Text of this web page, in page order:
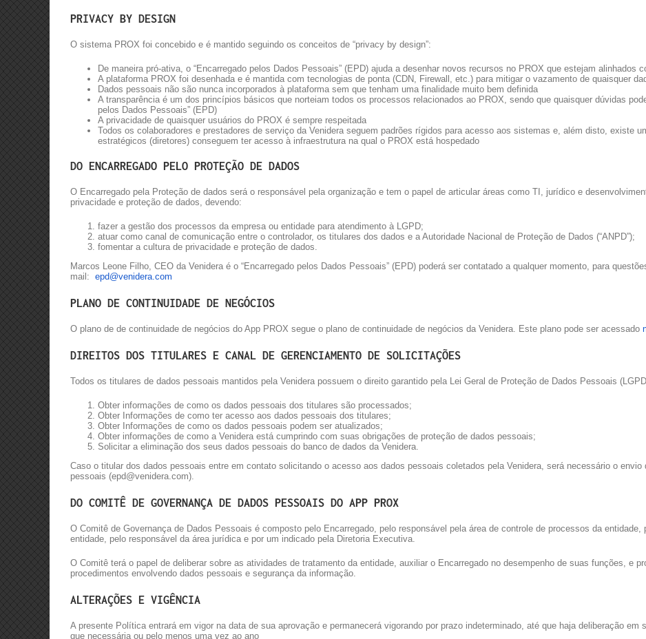
PRIVACY BY DESIGN
O sistema PROX foi concebido e é mantido seguindo os conceitos de “privacy by design”:
De maneira pró-ativa, o “Encarregado pelos Dados Pessoais” (EPD) ajuda a desenhar novos recursos no PROX que estejam alinhados
A plataforma PROX foi desenhada e é mantida com tecnologias de ponta (CDN, Firewall, etc.) para mitigar o vazamento de quaisquer
Dados pessoais não são nunca incorporados à plataforma sem que tenham uma finalidade muito bem definida
A transparência é um dos princípios básicos que norteiam todos os processos relacionados ao PROX, sendo que quaisquer dúvidas
pelos Dados Pessoais” (EPD)
A privacidade de quaisquer usuários do PROX é sempre respeitada
Todos os colaboradores e prestadores de serviço da Venidera seguem padrões rígidos para acesso aos sistemas e, além disto, existe
estratégicos (diretores) conseguem ter acesso à infraestrutura na qual o PROX está hospedado
DO ENCARREGADO PELO PROTEÇÃO DE DADOS
O Encarregado pela Proteção de dados será o responsável pela organização e tem o papel de articular áreas como TI, jurídico e
privacidade e proteção de dados, devendo:
fazer a gestão dos processos da empresa ou entidade para atendimento à LGPD;
atuar como canal de comunicação entre o controlador, os titulares dos dados e a Autoridade Nacional de Proteção de Dados (“ANPD”);
fomentar a cultura de privacidade e proteção de dados.
Marcos Leone Filho, CEO da Venidera é o “Encarregado pelos Dados Pessoais” (EPD) poderá ser contatado a qualquer momento, para
mail: epd@venidera.com
PLANO DE CONTINUIDADE DE NEGÓCIOS
O plano de de continuidade de negócios do App PROX segue o plano de continuidade de negócios da Venidera. Este plano pode ser acessado
DIREITOS DOS TITULARES E CANAL DE GERENCIAMENTO DE SOLICITAÇÕES
Todos os titulares de dados pessoais mantidos pela Venidera possuem o direito garantido pela Lei Geral de Proteção de Dados Pessoais
Obter informações de como os dados pessoais dos titulares são processados;
Obter Informações de como ter acesso aos dados pessoais dos titulares;
Obter Informações de como os dados pessoais podem ser atualizados;
Obter informações de como a Venidera está cumprindo com suas obrigações de proteção de dados pessoais;
Solicitar a eliminação dos seus dados pessoais do banco de dados da Venidera.
Caso o titular dos dados pessoais entre em contato solicitando o acesso aos dados pessoais coletados pela Venidera, será necessário o envio
pessoais (epd@venidera.com).
DO COMITÊ DE GOVERNANÇA DE DADOS PESSOAIS DO APP PROX
O Comitê de Governança de Dados Pessoais é composto pelo Encarregado, pelo responsável pela área de controle de processos da
entidade, pelo responsável da área jurídica e por um indicado pela Diretoria Executiva.
O Comitê terá o papel de deliberar sobre as atividades de tratamento da entidade, auxiliar o Encarregado no desempenho de suas funções, e
procedimentos envolvendo dados pessoais e segurança da informação.
ALTERAÇÕES E VIGÊNCIA
A presente Política entrará em vigor na data de sua aprovação e permanecerá vigorando por prazo indeterminado, até que haja deliberação
que necessária ou pelo menos uma vez ao ano